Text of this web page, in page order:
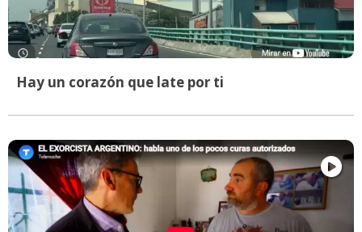
Hay un corazón que late por ti